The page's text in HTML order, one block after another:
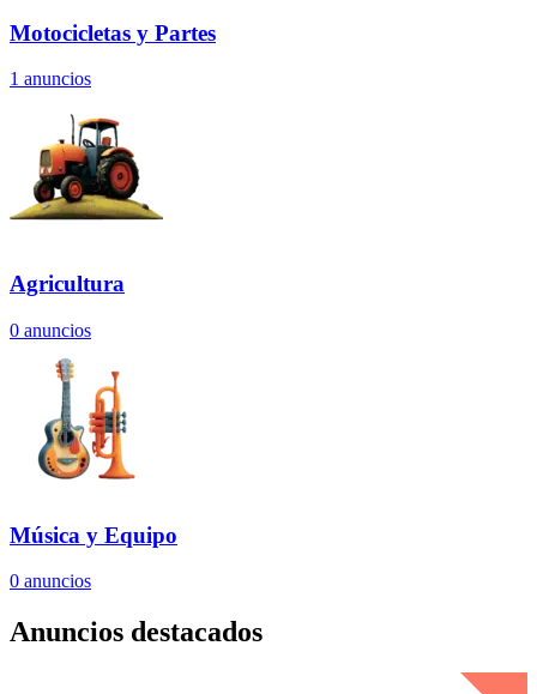
Motocicletas y Partes
1 anuncios
Agricultura
0 anuncios
Música y Equipo
0 anuncios
Anuncios destacados